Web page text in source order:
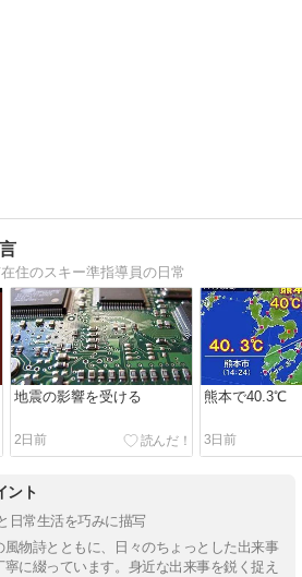
住のスキー準指導員の日常
地震の影響を受ける
2日前
熊本で40.3℃
3日前
ント
日常生活を巧みに描写
物詩とともに、日々のちょっとした出来事
に綴っています。身近な出来事を鋭く捉え